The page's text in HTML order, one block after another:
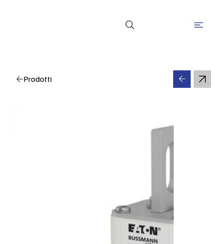
Prodotti